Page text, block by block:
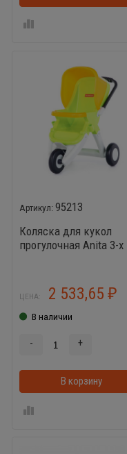
95213
Коляска для кукол
прогулочная Anita 3-х
ЦЕНА: 2 533,65 ₽
В наличии
- +
В корзину